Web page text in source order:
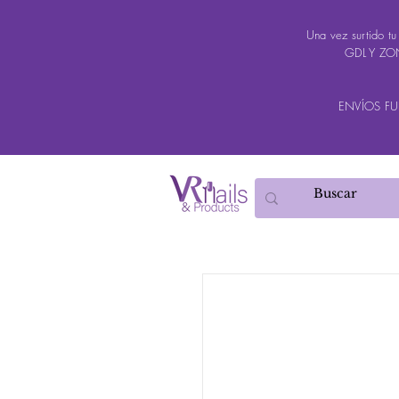
Una vez surtido
GDL Y
ENVÍOS